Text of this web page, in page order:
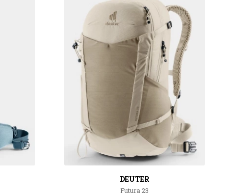
DEUTER
Futura 23